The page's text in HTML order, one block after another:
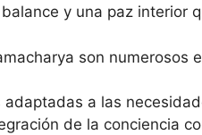
y una paz interior
son numerosos
adaptadas a las
de la conciencia